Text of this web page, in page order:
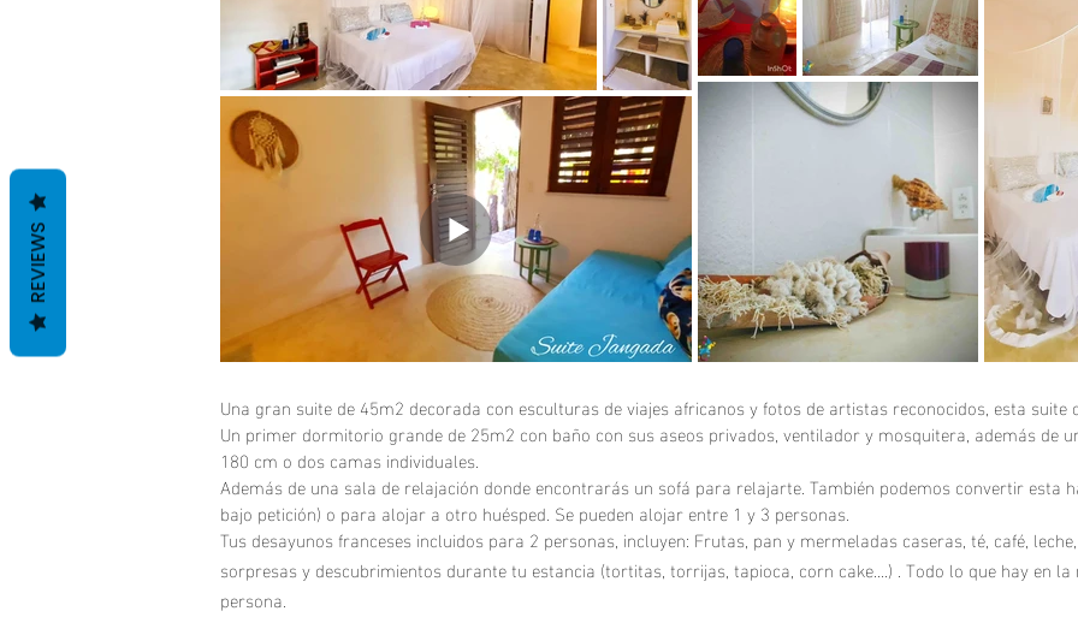
Una gran suite de 45m2 decorada con esculturas de viajes africanos y fotos de artistas reconocidos, esta
Un primer dormitorio grande de 25m2 con baño con sus aseos privados, ventilador y mosquitera, además de
180 cm o dos camas individuales.
Además de una sala de relajación donde encontrarás un sofá para relajarte. También podemos convertir esta
bajo petición) o para alojar a otro huésped. Se pueden alojar entre 1 y 3 personas.
Tus desayunos franceses incluidos para 2 personas, incluyen: Frutas, pan y mermeladas caseras, té, café,
sorpresas y descubrimientos durante tu estancia (tortitas, torrijas, tapioca, corn cake….) . Todo lo que hay en
persona.
REVIEWS